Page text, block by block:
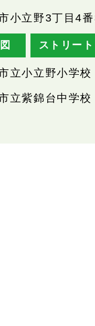
小立野3丁目4
ストリー
立小立野小学校
立紫錦台中学校